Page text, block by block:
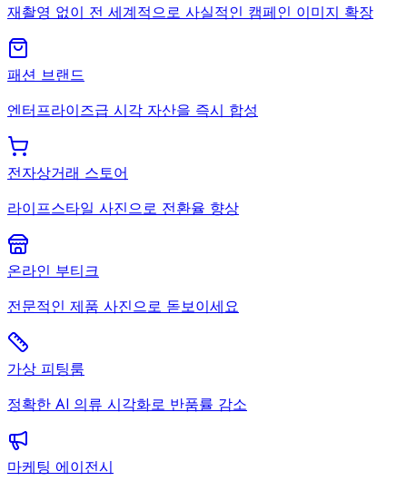
재촬영 없이 전 세계적으로 사실적인 캠페인 이미지 확장
패션 브랜드
엔터프라이즈급 시각 자산을 즉시 합성
전자상거래 스토어
라이프스타일 사진으로 전환율 향상
온라인 부티크
전문적인 제품 사진으로 돋보이세요
가상 피팅룸
정확한 AI 의류 시각화로 반품률 감소
마케팅 에이전시